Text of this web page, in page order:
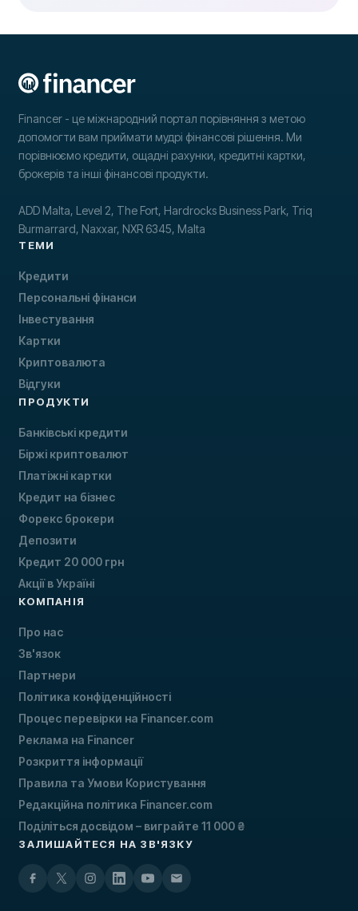
Financer - це міжнародний портал порівняння з метою
допомогти вам приймати мудрі фінансові рішення. Ми
порівнюємо кредити, ощадні рахунки, кредитні картки,
брокерів та інші фінансові продукти.
ADD Malta, Level 2, The Fort, Hardrocks Business Park, Triq
Burmarrard, Naxxar, NXR 6345, Malta
ТЕМИ
Кредити
Персональні фінанси
Інвестування
Картки
Криптовалюта
Відгуки
ПРОДУКТИ
Банківські кредити
Біржі криптовалют
Платіжні картки
Кредит на бізнес
Форекс брокери
Депозити
Кредит 20 000 грн
Акції в Україні
КОМПАНІЯ
Про нас
Зв'язок
Партнери
Політика конфіденційності
Процес перевірки на Financer.com
Реклама на Financer
Розкриття інформації
Правила та Умови Користування
Редакційна політика Financer.com
Поділіться досвідом – виграйте 11 000 ₴
ЗАЛИШАЙТЕСЯ НА ЗВ'ЯЗКУ